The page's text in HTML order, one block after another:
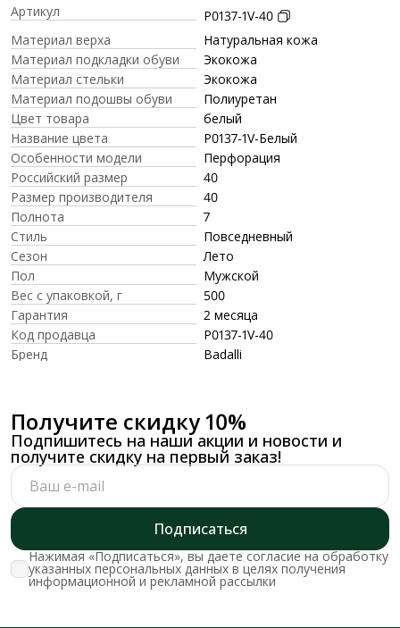
Артикул
P0137-1V-40
Материал верха
Натуральная кожа
Материал подкладки обуви
Экокожа
Материал стельки
Экокожа
Материал подошвы обуви
Полиуретан
Цвет товара
белый
Название цвета
P0137-1V-Белый
Особенности модели
Перфорация
Российский размер
40
Размер производителя
40
Полнота
7
Стиль
Повседневный
Сезон
Лето
Пол
Мужской
Вес с упаковкой, г
500
Гарантия
2 месяца
Код продавца
P0137-1V-40
Бренд
Badalli
Получите скидку 10%
Подпишитесь на наши акции и новости и
получите скидку на первый заказ!
Подписаться
Нажимая «Подписаться», вы даете согласие на обработку
указанных персональных данных в целях получения
информационной и рекламной рассылки